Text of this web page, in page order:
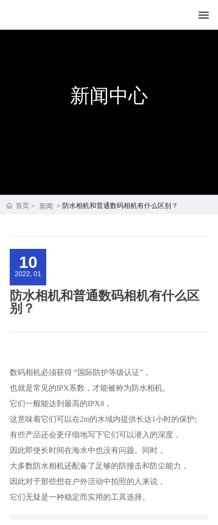
新闻中心
首页 新闻 防水相机和普通数码相机有什么区别？
10
2022-01
防水相机和普通数码相机有什么区
别？
数码相机必须获得 “国际防护等级认证”，
也就是常见的IPX系数，才能被称为防水相机。
它们一般能达到最高的IPX8，
这意味着它们可以在2m的水域内提供长达1小时的保护;
有些产品还会更仔细地写下它们可以潜入的深度，
因此即使长时间在海水中也没有问题。同时，
大多数防水相机还配备了足够的防撞击和防尘能力，
因此对于那些想在户外活动中拍照的人来说，
它们无疑是一种稳定而实用的工具选择。